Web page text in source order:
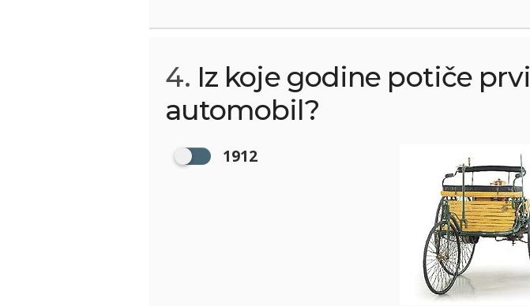
4. Iz koje godine potiče prvi
automobil?
1912